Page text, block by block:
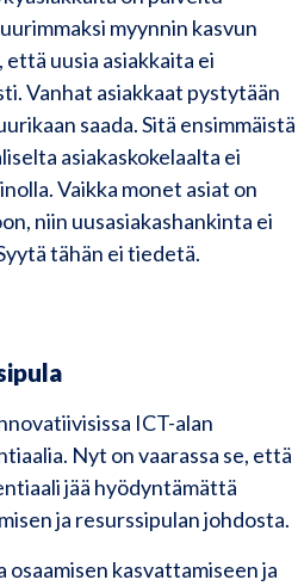
myynnin kasvun
uusia asiakkaita ei
Vanhat asiakkaat pystytään
saada. Sitä ensimmäistä
asiakaskokelaalta ei
Vaikka monet asiat on
niin uusasiakashankinta ei
tähän ei tiedetä.
ICT-alan
Nyt on vaarassa se, että
jää hyödyntämättä
ja resurssipulan johdosta.
kasvattamiseen ja